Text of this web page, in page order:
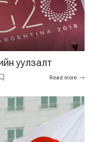
уулзалт
Read more